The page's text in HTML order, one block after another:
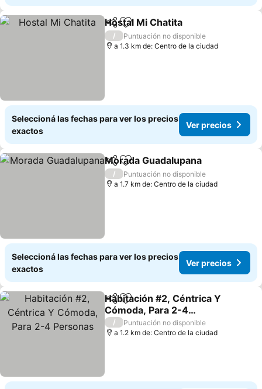
CompartirAñadir a favoritos
Hostal Mi Chatita
/
Puntuación no disponible
a 1.3 km de: Centro de la ciudad
Seleccioná las fechas para ver los precios
exactos
Ver precios
CompartirAñadir a favoritos
Morada Guadalupana
/
Puntuación no disponible
a 1.7 km de: Centro de la ciudad
Seleccioná las fechas para ver los precios
exactos
Ver precios
CompartirAñadir a favoritos
Habitación #2, Céntrica Y
Cómoda, Para 2-4
Personas
Ver precios
/
Puntuación no disponible
a 1.2 km de: Centro de la ciudad